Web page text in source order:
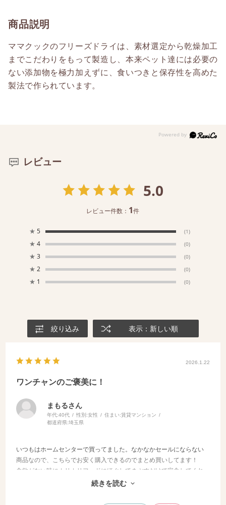
商品説明
ママクックのフリーズドライは、素材選定から乾燥加工
までこだわりをもって製造し、本来ペット達には必要の
ない添加物を極力加えずに、食いつきと保存性を高めた
製法で作られています。
レビュー
5.0
レビュー件数： 1件
★ 5 (1)
★ 4 (0)
★ 3 (0)
★ 2 (0)
★ 1 (0)
絞り込み 表示：新しい順
2026.1.22
ワンチャンのご褒美に！
まもるさん
年代:40代 性別:女性 住まい:賃貸マンション
都道府県:埼玉県
いつもはホームセンターで買ってました。なかなかセールにならない
商品なので、こちらでお安く購入できるのでまとめ買いしてます！
食欲がない時にカリカリフードにほぐしてまぶすだけで完食してくれ
続きを読む